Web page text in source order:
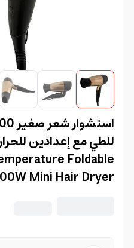
للطي مع إعدادين
Foldable
Mini Hair Dryer